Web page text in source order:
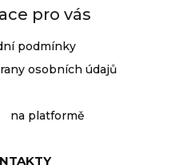
u pro vás
podmínky
osobních údajů
na platformě